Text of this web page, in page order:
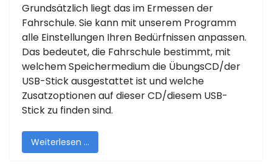
Grundsätzlich liegt das im Ermessen der
Fahrschule. Sie kann mit unserem Programm
alle Einstellungen Ihren Bedürfnissen anpassen.
Das bedeutet, die Fahrschule bestimmt, mit
welchem Speichermedium die ÜbungsCD/der
USB-Stick ausgestattet ist und welche
Zusatzoptionen auf dieser CD/diesem USB-
Stick zu finden sind.
Weiterlesen …